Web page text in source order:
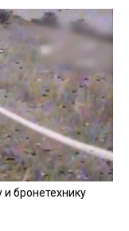
бронетехнику